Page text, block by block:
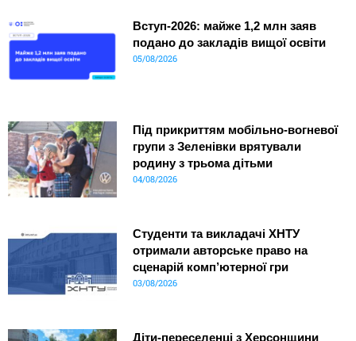
Вступ-2026: майже 1,2 млн заяв
подано до закладів вищої освіти
05/08/2026
Під прикриттям мобільно-вогневої
групи з Зеленівки врятували
родину з трьома дітьми
04/08/2026
Студенти та викладачі ХНТУ
отримали авторське право на
сценарій комп’ютерної гри
03/08/2026
Діти-переселенці з Херсонщини